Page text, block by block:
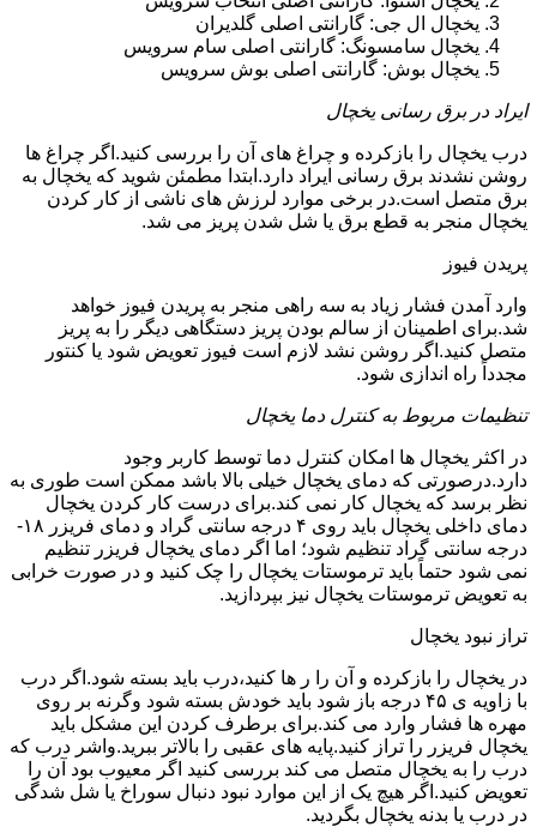
یخچال ال جی: گارانتی اصلی گلدیران
یخچال سامسونگ: گارانتی اصلی سام سرویس
یخچال بوش: گارانتی اصلی بوش سرویس
ایراد در برق رسانی یخچال
درب یخچال را بازکرده و چراغ های آن را بررسی کنید.اگر چراغ ها
روشن نشدند برق رسانی ایراد دارد.ابتدا مطمئن شوید که یخچال به
برق متصل است.در برخی موارد لرزش های ناشی از کار کردن
یخچال منجر به قطع برق یا شل شدن پریز می شد.
پریدن فیوز
وارد آمدن فشار زیاد به سه راهی منجر به پریدن فیوز خواهد
شد.برای اطمینان از سالم بودن پریز دستگاهی دیگر را به پریز
متصل کنید.اگر روشن نشد لازم است فیوز تعویض شود یا کنتور
مجدداً راه اندازی شود.
تنظیمات مربوط به کنترل دما یخچال
در اکثر یخچال ها امکان کنترل دما توسط کاربر وجود
دارد.درصورتی که دمای یخچال خیلی بالا باشد ممکن است طوری به
نظر برسد که یخچال کار نمی کند.برای درست کار کردن یخچال
دمای داخلی یخچال باید روی ۴ درجه سانتی گراد و دمای فریزر ۱۸-
درجه سانتی گراد تنظیم شود؛ اما اگر دمای یخچال فریزر تنظیم
نمی شود حتماً باید ترموستات یخچال را چک کنید و در صورت خرابی
به تعویض ترموستات یخچال نیز بپردازید.
تراز نبود یخچال
در یخچال را بازکرده و آن را ر ها کنید،درب باید بسته شود.اگر درب
با زاویه ی ۴۵ درجه باز شود باید خودش بسته شود وگرنه بر روی
مهره ها فشار وارد می کند.برای برطرف کردن این مشکل باید
یخچال فریزر را تراز کنید.پایه های عقبی را بالاتر ببرید.واشر درب که
درب را به یخچال متصل می کند بررسی کنید اگر معیوب بود آن را
تعویض کنید.اگر هیچ یک از این موارد نبود دنبال سوراخ یا شل شدگی
در درب یا بدنه یخچال بگردید.